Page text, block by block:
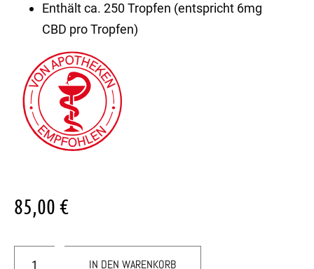
Enthält ca. 250 Tropfen (entspricht 6mg
CBD pro Tropfen)
85,00€
IN DEN WARENKORB